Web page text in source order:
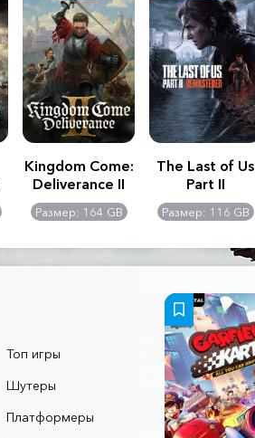
Kingdom Come:
Deliverance II
Размер: 164 GB
The Last of Us
Part II
Remastered
Размер: 116 GB
Топ игры
Шутеры
Платформеры